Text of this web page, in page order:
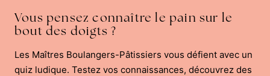
Vous pensez connaître le pain sur le
bout des doigts ?
Les Maîtres Boulangers-Pâtissiers vous défient avec un
quiz ludique. Testez vos connaissances, découvrez des